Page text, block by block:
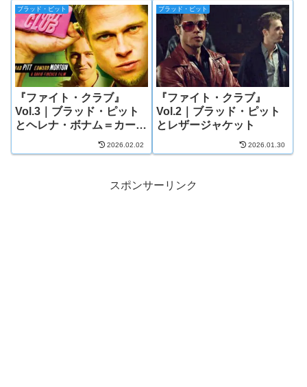
ブラッド・ピット
『ファイト・クラブ』
Vol.3｜ブラッド・ピット
とヘレナ・ボナム＝カータ
2026.02.02
ブラッド・ピット
『ファイト・クラブ』
Vol.2｜ブラッド・ピット
とレザージャケット
2026.01.30
スポンサーリンク